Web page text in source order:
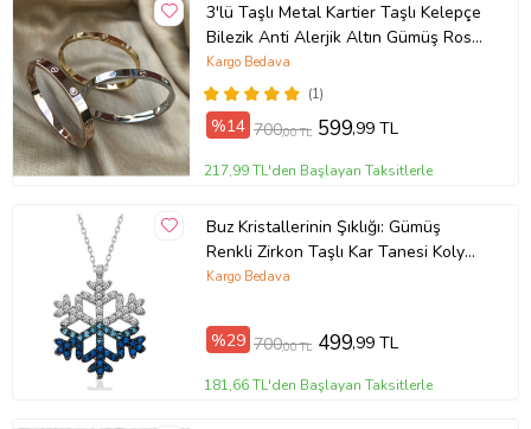
3'lü Taşlı Metal Kartier Taşlı Kelepçe
Bilezik Anti Alerjik Altın Gümüş Rose
Gold Günlük Kullanımına Arkadaşa
Anneye Sevgiliye Hanıma Eşe Kız
Kardeşe Ablaya Hediye Aksesuar
Bijuteri Hediyelik Doğum Günü
Yıldönümü Bileklik Setleri Hediyeleri
(1)
Kargo Bedava
%14 700,00 TL 599,99 TL
217,99 TL'den Başlayan Taksitlerle
Buz Kristallerinin Şıklığı: Gümüş
Renkli Zirkon Taşlı Kar Tanesi Kolye
Anti Alerjik Hediyelik Aksesuar Takı
Retro Kombine Uyumlu Doğum Günü
Yıldönümü Eşe Hanıma Sevgiliye Kız
Kardeşe Arkadaşa Dosta Hediye
Kargo Bedava
%29 700,00 TL 499,99 TL
181,66 TL'den Başlayan Taksitlerle